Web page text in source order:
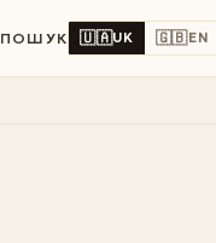
ПОШУК 🇺🇦UK 🇬🇧EN